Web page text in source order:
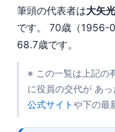
筆頭の代表者は大矢
です。 70歳（1956-
68.7歳です。
※ この一覧は上記の
に役員の交代が あ
公式サイト や下の最